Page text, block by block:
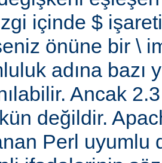
içinde $
önüne bir \
adına
Ancak
değildir.
Perl uyumlu